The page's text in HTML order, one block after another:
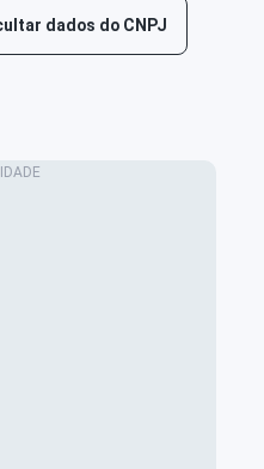
dados do CNPJ